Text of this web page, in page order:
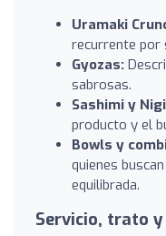
Uramaki
recurrente por
Gyozas:
sabrosas.
Sashimi y
producto y el
Bowls y
quienes
equilibrada.
Servicio, trato